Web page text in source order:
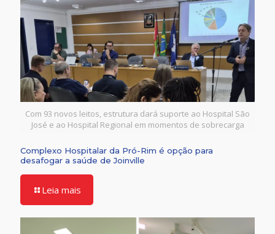
Com 93 novos leitos, estrutura dará suporte ao Hospital São
José e ao Hospital Regional em momentos de sobrecarga
Complexo Hospitalar da Pró-Rim é opção para
desafogar a saúde de Joinville
Leia mais